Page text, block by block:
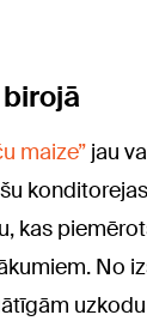
maize” jau
kas
No